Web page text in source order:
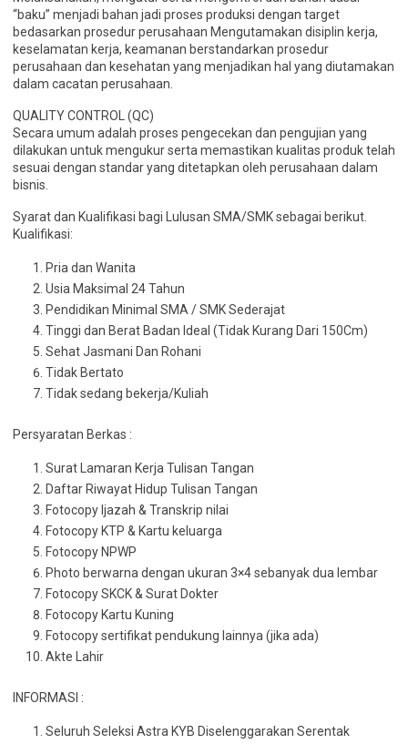
“baku” menjadi bahan jadi proses produksi dengan target
bedasarkan prosedur perusahaan Mengutamakan disiplin kerja,
keselamatan kerja, keamanan berstandarkan prosedur
perusahaan dan kesehatan yang menjadikan hal yang diutamakan
dalam cacatan perusahaan.
QUALITY CONTROL (QC)
Secara umum adalah proses pengecekan dan pengujian yang
dilakukan untuk mengukur serta memastikan kualitas produk telah
sesuai dengan standar yang ditetapkan oleh perusahaan dalam
bisnis.
Syarat dan Kualifikasi bagi Lulusan SMA/SMK sebagai berikut.
Kualifikasi:
Pria dan Wanita
Usia Maksimal 24 Tahun
Pendidikan Minimal SMA / SMK Sederajat
Tinggi dan Berat Badan Ideal (Tidak Kurang Dari 150Cm)
Sehat Jasmani Dan Rohani
Tidak Bertato
Tidak sedang bekerja/Kuliah
Persyaratan Berkas :
Surat Lamaran Kerja Tulisan Tangan
Daftar Riwayat Hidup Tulisan Tangan
Fotocopy Ijazah & Transkrip nilai
Fotocopy KTP & Kartu keluarga
Fotocopy NPWP
Photo berwarna dengan ukuran 3×4 sebanyak dua lembar
Fotocopy SKCK & Surat Dokter
Fotocopy Kartu Kuning
Fotocopy sertifikat pendukung lainnya (jika ada)
Akte Lahir
INFORMASI :
Seluruh Seleksi Astra KYB Diselenggarakan Serentak